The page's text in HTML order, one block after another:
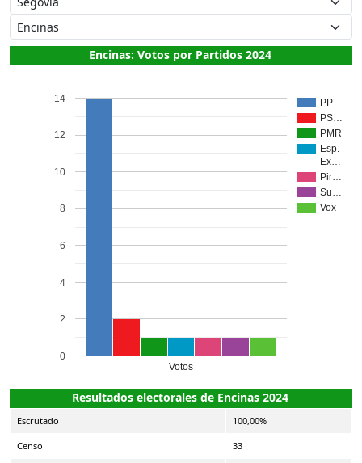
Encinas: Votos por Partidos 2024
PP
PS…
PMR
Esp.
Ex…
Pir…
Su…
Vox
Votos
0
2
4
6
8
10
12
14
Resultados electorales de Encinas 2024
Escrutado 100,00%
Censo 33